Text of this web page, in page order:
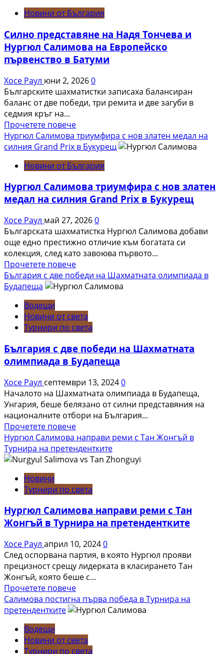
на
от
медал
на
първенство
по
шахмат
жени
Новини от България
Силно представяне на Надя Тончева и
Нургюл Салимова на Европейско
първенство в Батуми
Хосе Раул юни 2, 20260
Българските шахматистки записаха балансиран
баланс от две победи, три ремита и две загуби в
седмия кръг на...
Прочетете повечеRead
more
about
представяне
Надя
Тончева
Нургюл
Салимова
на
Европейско
първенство
в
Батуми
Нургюл Салимова триумфира с нов златен медал на
силния Grand Prix в Букурещ
Новини от България
Нургюл Салимова триумфира с нов златен
медал на силния Grand Prix в Букурещ
Хосе Раул май 27, 20260
Българската шахматистка Нургюл Салимова добави
още едно престижно отличие към богатата си
колекция, след като завоюва първото...
Прочетете повечеRead
more
about
триумфира
с
златен
медал
силния
Grand
Prix
в
Букурещ
България с две победи на Шахматната олимпиада в
Будапеща
Водещи
Новини от света
Турнири по света
България с две победи на Шахматната
олимпиада в Будапеща
Хосе Раул септември 13, 20240
Началото на Шахматната олимпиада в Будапеща,
Унгария, беше белязано от силни представяния на
националните отбори на България...
Прочетете повечеRead
more
about
България
победи
Шахматната
олимпиада
Будапеща
Нургюл Салимова направи реми с Тан Жонгъй в
Турнира на претендентките
Новини
Турнири по света
Нургюл Салимова направи реми с Тан
Жонгъй в Турнира на претендентките
Хосе Раул април 10, 20240
След оспорвана партия, в която Нургюл прояви
прецизност срещу лидерката в класирането Тан
Жонгъй, която беше с...
Прочетете повечеRead
more
about
направи
Салимова постигна първа победа в Турнира на
претендентките
Водещи
Новини от света
Турнири по света